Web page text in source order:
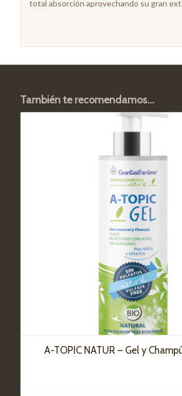
total absorción aprovechando su gran
También te recomendamos…
A-TOPIC NATUR – Gel y